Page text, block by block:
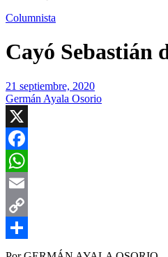
Columnista
Cayó Sebastián
21 septiembre, 2020
Germán Ayala Osorio
X
Facebook
WhatsApp
Email
Copy
Link
Compartir